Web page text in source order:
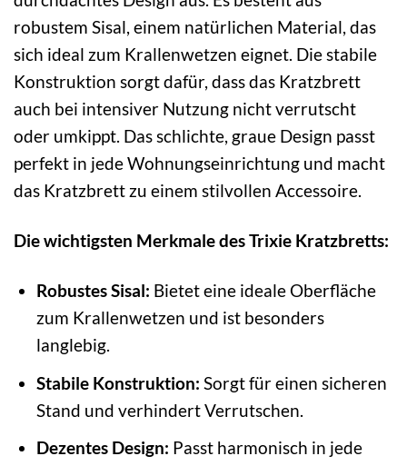
robustem Sisal, einem natürlichen Material, das
sich ideal zum Krallenwetzen eignet. Die stabile
Konstruktion sorgt dafür, dass das Kratzbrett
auch bei intensiver Nutzung nicht verrutscht
oder umkippt. Das schlichte, graue Design passt
perfekt in jede Wohnungseinrichtung und macht
das Kratzbrett zu einem stilvollen Accessoire.
Die wichtigsten Merkmale des Trixie Kratzbretts:
Robustes Sisal: Bietet eine ideale Oberfläche
zum Krallenwetzen und ist besonders
langlebig.
Stabile Konstruktion: Sorgt für einen sicheren
Stand und verhindert Verrutschen.
Dezentes Design: Passt harmonisch in jede